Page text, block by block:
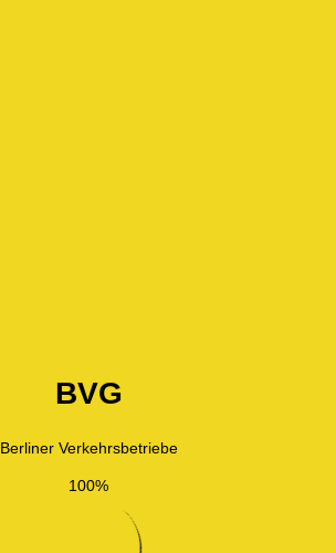
BVG
Berliner Verkehrsbetriebe
100%